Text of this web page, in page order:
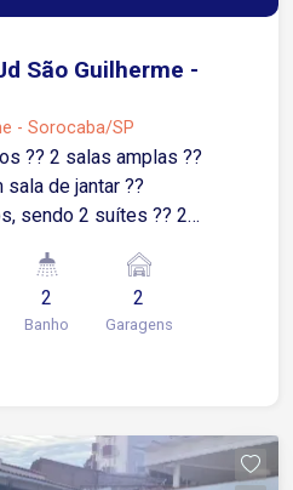
São Guilherme -
- Sorocaba/SP
?? 2 salas amplas ??
de jantar ??
sendo 2 suítes ?? 2
?? Espaço mobiliado e
e família
2
Banho
2
Garagens